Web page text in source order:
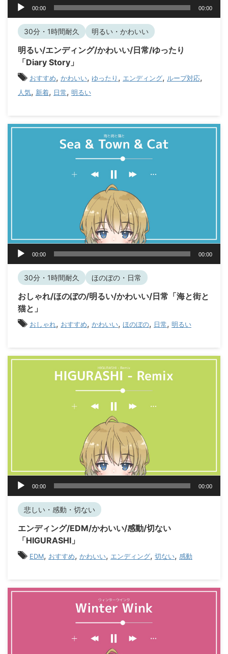
00:00 00:00
30分・1時間耐久 明るい・かわいい
明るい/エンディング/かわいい/日常/ゆったり
「Diary Story」
おすすめ, かわいい, ゆったり , エンディング, ループ対応,
人気, 新着, 日常, 明るい
00:00 00:00
30分・1時間耐久 ほのぼの・日常
おしゃれ/ほのぼの/明るい/かわいい/日常「海と街と
猫と」
おしゃれ, おすすめ, かわいい, ほのぼの, 日常, 明るい
00:00 00:00
悲しい・感動・切ない
エンディング/EDM/かわいい/感動/切ない
「HIGURASHI」
EDM, おすすめ, かわいい, エンディング, 切ない, 感動